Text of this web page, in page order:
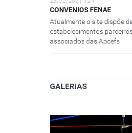
CONVENIOS FENAE
Atualmente o site dispõe
estabelecimentos
associados das Apcefs
GALERIAS